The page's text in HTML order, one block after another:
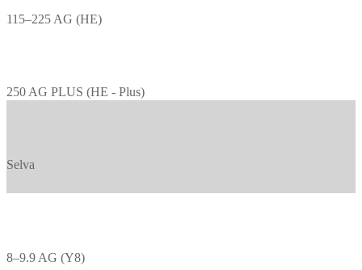
115–225 AG (HE)
250 AG PLUS (HE - Plus)
Selva
8–9.9 AG (Y8)